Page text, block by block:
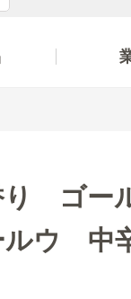
り ゴー
ルウ 中